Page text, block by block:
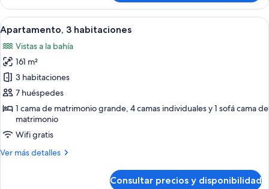
2
habitaciones
Abrir
todas
las
fotos
de
Apartamento,
3
habitaciones
Un dormitorio con una cama
11
Apartamento, 3 habitaciones
Vistas a la bahía
161 m²
3 habitaciones
7 huéspedes
1 cama de matrimonio grande, 4 camas individuales y 1 sofá cama de
matrimonio
Wifi gratis
Ver más detalles
Más
Consultar precios y disponibilidad